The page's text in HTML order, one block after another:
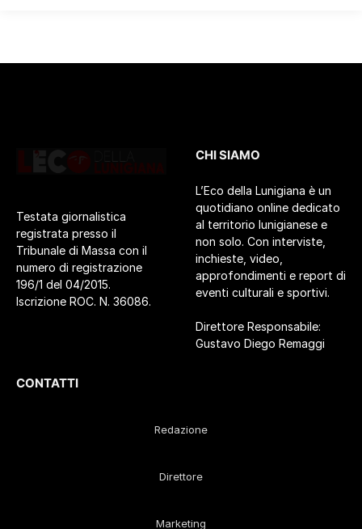
Testata giornalistica
registrata presso il
Tribunale di Massa con il
numero di registrazione
196/1 del 04/2015.
Iscrizione ROC. N. 36086.
CHI SIAMO
L’Eco della Lunigiana è un
quotidiano online dedicato
al territorio lunigianese e
non solo. Con interviste,
inchieste, video,
approfondimenti e report di
eventi culturali e sportivi.
Direttore Responsabile:
Gustavo Diego Remaggi
CONTATTI
Redazione
Direttore
Marketing